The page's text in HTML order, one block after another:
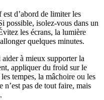
d’abord de limiter les
possible, isolez-vous dans un
les écrans, la lumière
quelques minutes.
aider à mieux supporter la
appliquer du froid sur le
tempes, la mâchoire ou les
n’est pas de tout faire, mais